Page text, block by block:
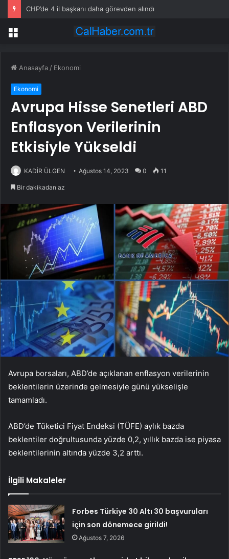
CHP’de 4 il başkanı daha görevden alındı
Menü
Anasayfa / Ekonomi
Ekonomi
Avrupa Hisse Senetleri ABD
Enflasyon Verilerinin
Etkisiyle Yükseldi
KADİR ÜLGEN Ağustos 14, 2023 0 11
Bir dakikadan az
Avrupa borsaları, ABD’de açıklanan enflasyon verilerinin
beklentilerin üzerinde gelmesiyle günü yükselişle
tamamladı.
ABD’de Tüketici Fiyat Endeksi (TÜFE) aylık bazda
beklentiler doğrultusunda yüzde 0,2, yıllık bazda ise piyasa
beklentilerinin altında yüzde 3,2 arttı.
İlgili Makaleler
Forbes Türkiye 30 Altı 30 başvuruları
için son dönemece girildi!
Ağustos 7, 2026